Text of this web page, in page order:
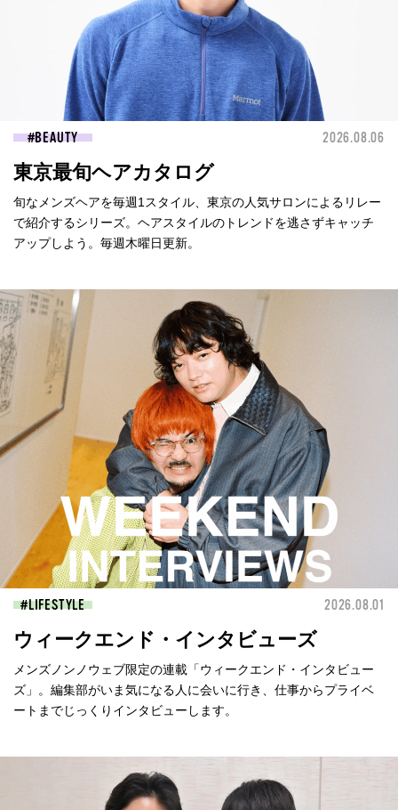
BEAUTY 2026.08.06
東京最旬ヘアカタログ
旬なメンズヘアを毎週1スタイル、東京の人気サロンによるリレー
で紹介するシリーズ。ヘアスタイルのトレンドを逃さずキャッチ
アップしよう。毎週木曜日更新。
LIFESTYLE 2026.08.01
ウィークエンド・インタビューズ
メンズノンノウェブ限定の連載「ウィークエンド・インタビュー
ズ」。編集部がいま気になる人に会いに行き、仕事からプライベ
ートまでじっくりインタビューします。